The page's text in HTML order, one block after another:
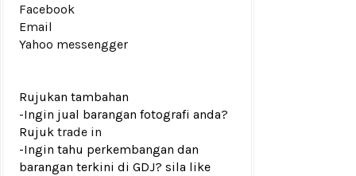
Facebook
Email
Yahoo messengger
Rujukan tambahan
-Ingin jual barangan fotografi anda?
Rujuk trade in
-Ingin tahu perkembangan dan
barangan terkini di GDJ? sila like